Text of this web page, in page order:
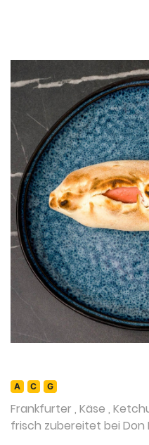
A C G
Frankfurter , Käse ,
frisch zubereitet bei Don